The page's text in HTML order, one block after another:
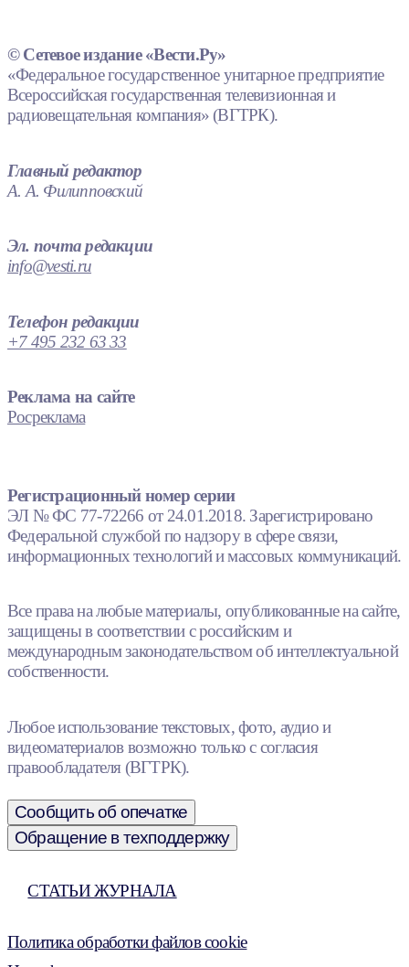
© Сетевое издание «Вести.Ру»
«Федеральное государственное унитарное предприятие
Всероссийская государственная телевизионная и
радиовещательная компания» (ВГТРК).
Главный редактор
А. А. Филипповский
Эл. почта редакции
info@vesti.ru
Телефон редакции
+7 495 232 63 33
Реклама на сайте
Росреклама
Регистрационный номер серии
ЭЛ № ФС 77-72266 от 24.01.2018. Зарегистрировано
Федеральной службой по надзору в сфере связи,
информационных технологий и массовых коммуникаций.
Все права на любые материалы, опубликованные на сайте,
защищены в соответствии с российским и
международным законодательством об интеллектуальной
собственности.
Любое использование текстовых, фото, аудио и
видеоматериалов возможно только с согласия
правообладателя (ВГТРК).
Сообщить об опечатке
Обращение в техподдержку
СТАТЬИ ЖУРНАЛА
Политика обработки файлов cookie